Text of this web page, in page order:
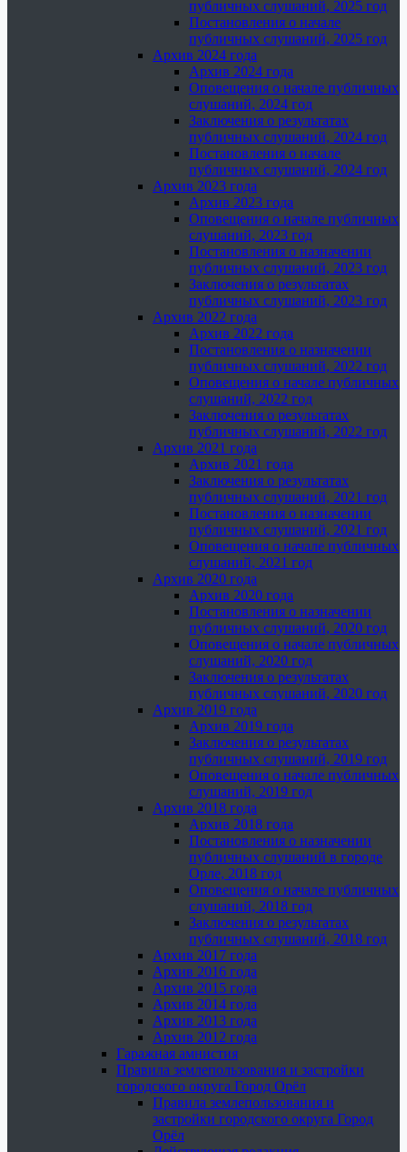
публичных слушаний, 2025 год
Постановления о начале
публичных слушаний, 2025 год
Архив 2024 года
Архив 2024 года
Оповещения о начале публичных
слушаний, 2024 год
Заключения о результатах
публичных слушаний, 2024 год
Постановления о начале
публичных слушаний, 2024 год
Архив 2023 года
Архив 2023 года
Оповещения о начале публичных
слушаний, 2023 год
Постановления о назначении
публичных слушаний, 2023 год
Заключения о результатах
публичных слушаний, 2023 год
Архив 2022 года
Архив 2022 года
Постановления о назначении
публичных слушаний, 2022 год
Оповещения о начале публичных
слушаний, 2022 год
Заключения о результатах
публичных слушаний, 2022 год
Архив 2021 года
Архив 2021 года
Заключения о результатах
публичных слушаний, 2021 год
Постановления о назначении
публичных слушаний, 2021 год
Оповещения о начале публичных
слушаний, 2021 год
Архив 2020 года
Архив 2020 года
Постановления о назначении
публичных слушаний, 2020 год
Оповещения о начале публичных
слушаний, 2020 год
Заключения о результатах
публичных слушаний, 2020 год
Архив 2019 года
Архив 2019 года
Заключения о результатах
публичных слушаний, 2019 год
Оповещения о начале публичных
слушаний, 2019 год
Архив 2018 года
Архив 2018 года
Постановления о назначении
публичных слушаний в городе
Орле, 2018 год
Оповещения о начале публичных
слушаний, 2018 год
Заключения о результатах
публичных слушаний, 2018 год
Архив 2017 года
Архив 2016 года
Архив 2015 года
Архив 2014 года
Архив 2013 года
Архив 2012 года
Гаражная амнистия
Правила землепользования и застройки
городского округа Город Орёл
Правила землепользования и
застройки городского округа Город
Орёл